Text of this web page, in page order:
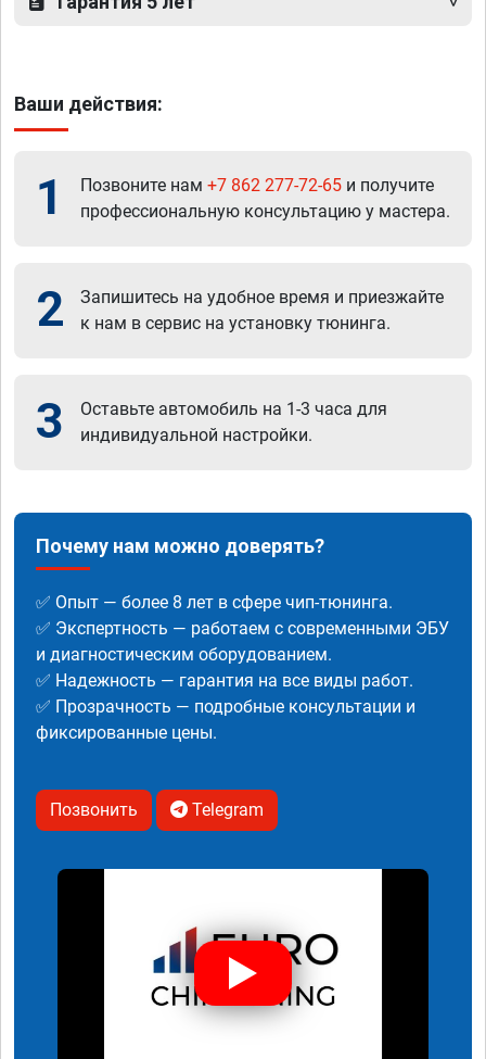
Ваши действия:
1 Позвоните нам +7 862 277-72-65 и получите
профессиональную консультацию у мастера.
2
Запишитесь на удобное время и приезжайте
к нам в сервис на установку тюнинга.
3
Оставьте автомобиль на 1-3 часа для
индивидуальной настройки.
Почему нам можно доверять?
✅ Опыт — более 8 лет в сфере чип-тюнинга.
✅ Экспертность — работаем с современными ЭБУ
и диагностическим оборудованием.
✅ Надежность — гарантия на все виды работ.
✅ Прозрачность — подробные консультации и
фиксированные цены.
Позвонить Telegram